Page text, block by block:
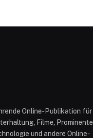
Online-Publikation für
Filme, Prominente,
und andere Online-